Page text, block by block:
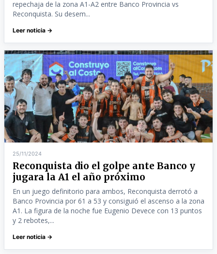
repechaja de la zona A1-A2 entre Banco Provincia vs
Reconquista. Su desem...
Leer noticia →
25/11/2024
Reconquista dio el golpe ante Banco y
jugara la A1 el año próximo
En un juego definitorio para ambos, Reconquista derrotó a
Banco Provincia por 61 a 53 y consiguió el ascenso a la zona
A1. La figura de la noche fue Eugenio Devece con 13 puntos
y 2 rebotes,...
Leer noticia →